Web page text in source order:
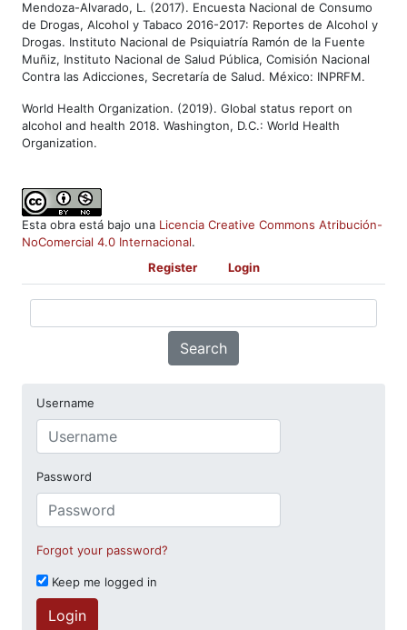
Mendoza-Alvarado, L. (2017). Encuesta Nacional de Consumo
de Drogas, Alcohol y Tabaco 2016-2017: Reportes de Alcohol y
Drogas. Instituto Nacional de Psiquiatría Ramón de la Fuente
Muñiz, Instituto Nacional de Salud Pública, Comisión Nacional
Contra las Adicciones, Secretaría de Salud. México: INPRFM.
World Health Organization. (2019). Global status report on
alcohol and health 2018. Washington, D.C.: World Health
Organization.
Esta obra está bajo una Licencia Creative Commons Atribución-
NoComercial 4.0 Internacional.
Register
Login
Search
Username
Password
Forgot your password?
Keep me logged in
Login